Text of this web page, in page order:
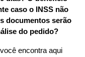
caso o INSS não
documentos serão
do pedido?
encontra aqui